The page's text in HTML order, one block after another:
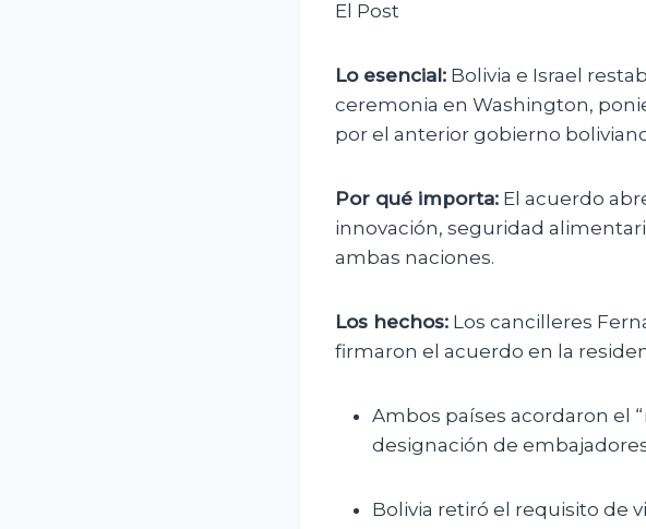
El Post
Lo esencial: Bolivia e Israel
ceremonia en Washington,
por el anterior gobierno
Por qué importa: El acuerdo
innovación, seguridad
ambas naciones.
Los hechos: Los cancilleres
firmaron el acuerdo en la
Ambos países acordaron el
designación de
Bolivia retiró el requisito de